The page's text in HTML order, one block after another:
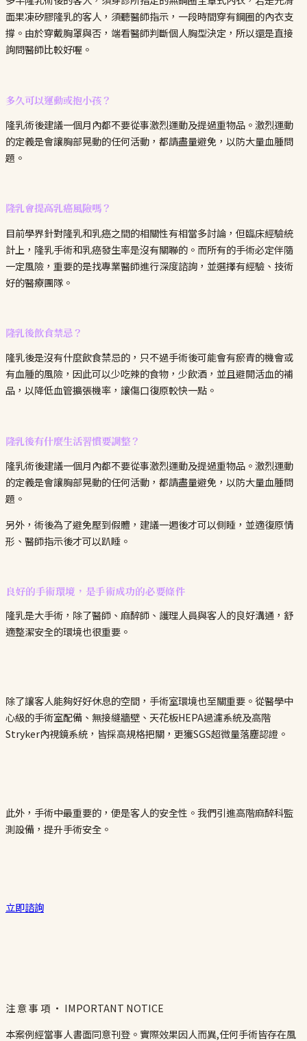
面果凍矽膠隆乳的客人，須聽醫師指示，一段時間穿有鋼圈的內衣支
撐。由於穿戴胸罩與否，端看醫師判斷個人胸型決定，所以還是直接
詢問醫師比較好喔。
多久可以運動或抱小孩？
隆乳術後建議一個月內都不要從事激烈運動及提過重物品。激烈運動
的定義是會讓胸部晃動的任何活動，都請盡量避免，以防大量血腫問
題。
隆乳會提高乳癌風險嗎？
目前學界針對隆乳和乳癌之間的相關性有相當多討論，但臨床經驗統
計上，隆乳手術和乳癌發生率是沒有關聯的。而所有的手術必定伴隨
一定風險，重要的是找專業醫師進行深度諮詢，並選擇有經驗、技術
好的醫療團隊。
隆乳後飲食禁忌？
隆乳後是沒有什麼飲食禁忌的，只不過手術後可能會有瘀青的機會或
有血腫的風險，因此可以少吃辣的食物，少飲酒，並且避開活血的補
品，以降低血管擴張機率，讓傷口復原較快一點。
隆乳後有什麼生活習慣要調整？
隆乳術後建議一個月內都不要從事激烈運動及提過重物品。激烈運動
的定義是會讓胸部晃動的任何活動，都請盡量避免，以防大量血腫問
題。
另外，術後為了避免壓到假體，建議一週後才可以側睡，並適復原情
形、醫師指示後才可以趴睡。
良好的手術環境，是手術成功的必要條件
隆乳是大手術，除了醫師、麻醉師、護理人員與客人的良好溝通，舒
適整潔安全的環境也很重要。
除了讓客人能夠好好休息的空間，手術室環境也至關重要。從醫學中
心級的手術室配備、無接縫牆壁、天花板HEPA過濾系統及高階
Stryker內視鏡系統，皆採高規格把關，更獲SGS超微量落塵認證。
此外，手術中最重要的，便是客人的安全性。我們引進高階麻醉科監
測設備，提升手術安全。
立即諮詢
注 意 事 項 · IMPORTANT NOTICE
本案例經當事人書面同意刊登。實際效果因人而異,任何手術皆存在風